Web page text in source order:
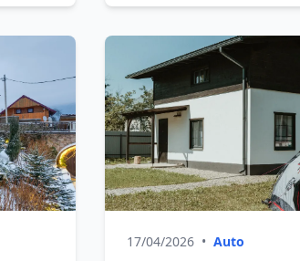
17/04/2026 • Auto